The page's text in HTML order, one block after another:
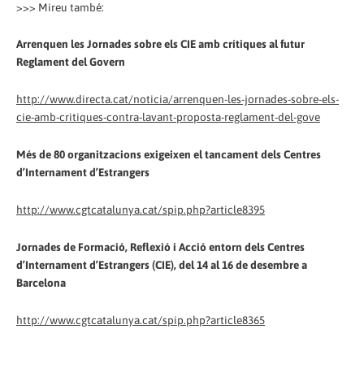
>>> Mireu també:
Arrenquen les Jornades sobre els CIE amb crítiques al futur
Reglament del Govern
http://www.directa.cat/noticia/arrenquen-les-jornades-sobre-els-
cie-amb-critiques-contra-lavant-proposta-reglament-del-gove
Més de 80 organitzacions exigeixen el tancament dels Centres
d’Internament d’Estrangers
http://www.cgtcatalunya.cat/spip.php?article8395
Jornades de Formació, Reflexió i Acció entorn dels Centres
d’Internament d’Estrangers (CIE), del 14 al 16 de desembre a
Barcelona
http://www.cgtcatalunya.cat/spip.php?article8365